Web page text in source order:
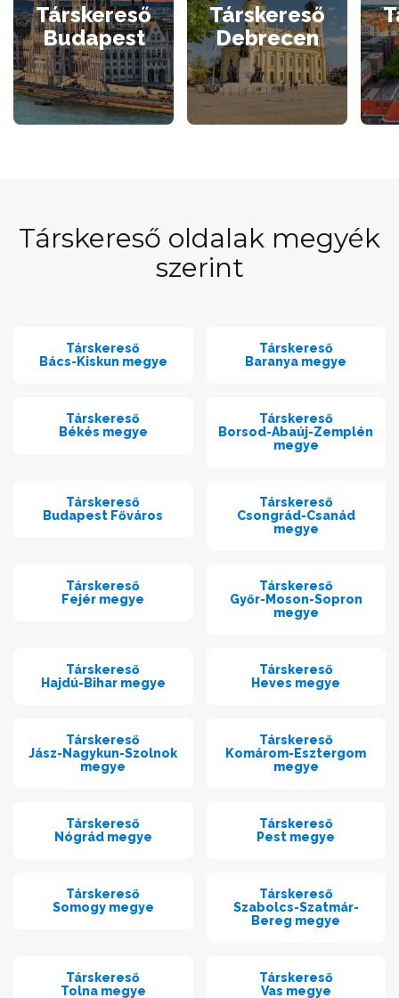
Társkereső
Budapest
Társkereső
Debrecen
Társkereső oldalak megyék
szerint
Társkereső
Bács-Kiskun megye
Társkereső
Baranya megye
Társkereső
Békés megye
Társkereső
Borsod-Abaúj-Zemplén
megye
Társkereső
Budapest Főváros
Társkereső
Csongrád-Csanád
megye
Társkereső
Fejér megye
Társkereső
Győr-Moson-Sopron
megye
Társkereső
Hajdú-Bihar megye
Társkereső
Heves megye
Társkereső
Jász-Nagykun-Szolnok
megye
Társkereső
Komárom-Esztergom
megye
Társkereső
Nógrád megye
Társkereső
Pest megye
Társkereső
Somogy megye
Társkereső
Szabolcs-Szatmár-
Bereg megye
Társkereső
Tolna megye
Társkereső
Vas megye